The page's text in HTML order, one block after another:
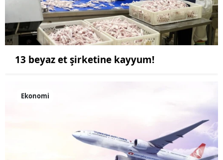
13 beyaz et şirketine kayyum!
Ekonomi